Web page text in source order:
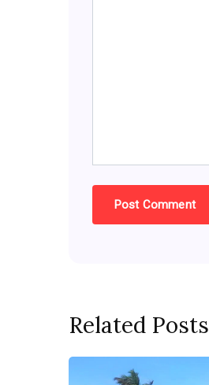
Related Posts